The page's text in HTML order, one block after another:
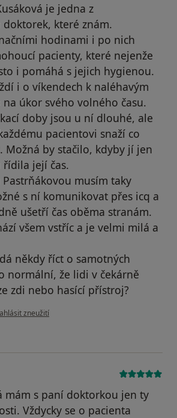
je jedna z
které znám.
hodinami i po nich
pacienty, které nejenže
i pomáhá s jejich hygienou.
i o víkendech k naléhavým
úkor svého volného času.
doby jsou u ní dlouhé, ale
pacientovi snaží co
Možná by stačilo, kdyby jí jen
řídila její čas.
Pastrňákovou musím taky
s ní komunikovat přes icq a
ušetří čas oběma stranám.
všem vstříc a je velmi milá a
někdy říct o samotných
normální, že lidi v čekárně
zdi nebo hasící přístroj?
názoru uživatele Pacient
zneužití
mám s paní doktorkou jen ty
Vždycky se o pacienta